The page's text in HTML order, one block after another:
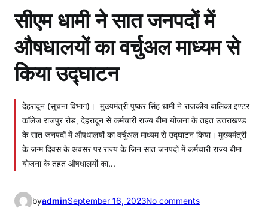
सीएम धामी ने सात जनपदों में
औषधालयों का वर्चुअल माध्यम से
किया उद्घाटन
देहरादून (सूचना विभाग)। मुख्यमंत्री पुष्कर सिंह धामी ने राजकीय बालिका इण्टर
कॉलेज राजपुर रोड, देहरादून से कर्मचारी राज्य बीमा योजना के तहत उत्तराखण्ड
के सात जनपदों में औषधालयों का वर्चुअल माध्यम से उद्घाटन किया। मुख्यमंत्री
के जन्म दिवस के अवसर पर राज्य के जिन सात जनपदों में कर्मचारी राज्य बीमा
योजना के तहत औषधालयों का…
byadminSeptember 16, 2023No commentso